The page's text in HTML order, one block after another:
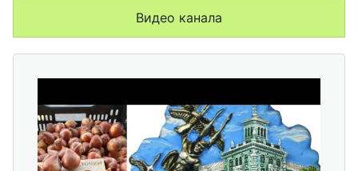
Видео канала